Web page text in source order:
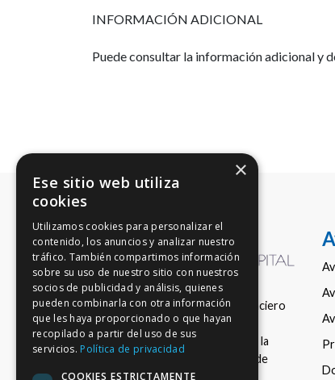
INFORMACIÓN ADICIONAL
Puede consultar la información adicional y
Empresa de asesoramiento financiero
nacional en fondos de inversión,
registrada con el número 150 en la
Comisión Nacional del Mercado de
Valores (CNMV).
×
Ese sitio web utiliza
cookies
Utilizamos cookies para personalizar el
contenido, los anuncios y analizar nuestro
tráfico. También compartimos información
sobre su uso de nuestro sitio con nuestros
socios de publicidad y análisis, quienes
pueden combinarla con otra información
que les haya proporcionado o que hayan
recopilado a partir del uso de sus
servicios. Política de privacidad
COOKIES ESTRICTAMENTE